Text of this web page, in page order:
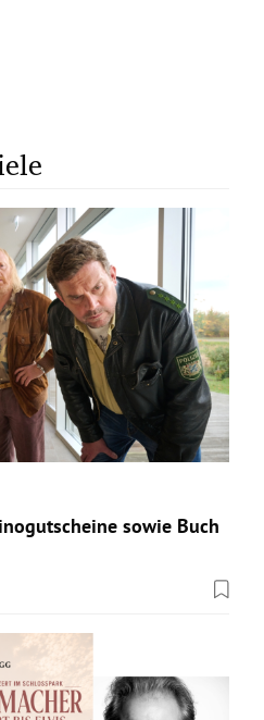
sowie Buch